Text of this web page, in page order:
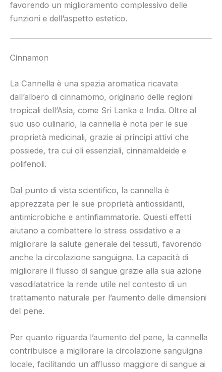
favorendo un miglioramento complessivo delle
funzioni e dell’aspetto estetico.
Cinnamon
La Cannella è una spezia aromatica ricavata
dall’albero di cinnamomo, originario delle regioni
tropicali dell’Asia, come Sri Lanka e India. Oltre al
suo uso culinario, la cannella è nota per le sue
proprietà medicinali, grazie ai principi attivi che
possiede, tra cui oli essenziali, cinnamaldeide e
polifenoli.
Dal punto di vista scientifico, la cannella è
apprezzata per le sue proprietà antiossidanti,
antimicrobiche e antinfiammatorie. Questi effetti
aiutano a combattere lo stress ossidativo e a
migliorare la salute generale dei tessuti, favorendo
anche la circolazione sanguigna. La capacità di
migliorare il flusso di sangue grazie alla sua azione
vasodilatatrice la rende utile nel contesto di un
trattamento naturale per l’aumento delle dimensioni
del pene.
Per quanto riguarda l’aumento del pene, la cannella
contribuisce a migliorare la circolazione sanguigna
locale, facilitando un afflusso maggiore di sangue ai